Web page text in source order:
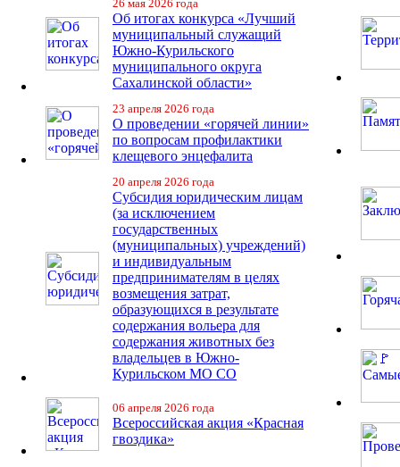
26 мая 2026 года
Об итогах конкурса «Лучший
муниципальный служащий
Южно-Курильского
муниципального округа
Сахалинской области»
23 апреля 2026 года
О проведении «горячей линии»
по вопросам профилактики
клещевого энцефалита
20 апреля 2026 года
Субсидия юридическим лицам
(за исключением
государственных
(муниципальных) учреждений)
и индивидуальным
предпринимателям в целях
возмещения затрат,
образующихся в результате
содержания вольера для
содержания животных без
владельцев в Южно-
Курильском МО СО
06 апреля 2026 года
Всероссийская акция «Красная
гвоздика»